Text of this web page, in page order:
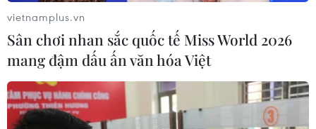
vietnamplus.vn
Sân chơi nhan sắc quốc tế Miss World 2026
mang đậm dấu ấn văn hóa Việt